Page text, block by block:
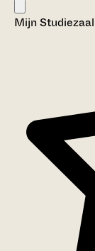
Mijn Studiezaal